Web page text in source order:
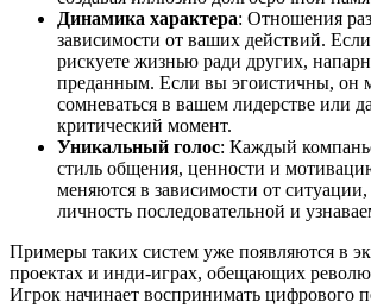
Динамика характера: Отношения
зависимости от ваших действий.
рискуете жизнью ради других,
преданным. Если вы эгоистичны, он
сомневаться в вашем лидерстве или
критический момент.
Уникальный голос: Каждый
стиль общения, ценности и
меняются в зависимости от ситуации,
личность последовательной и
Примеры таких систем уже появляются в
проектах и инди-играх, обещающих
Игрок начинает воспринимать цифрового